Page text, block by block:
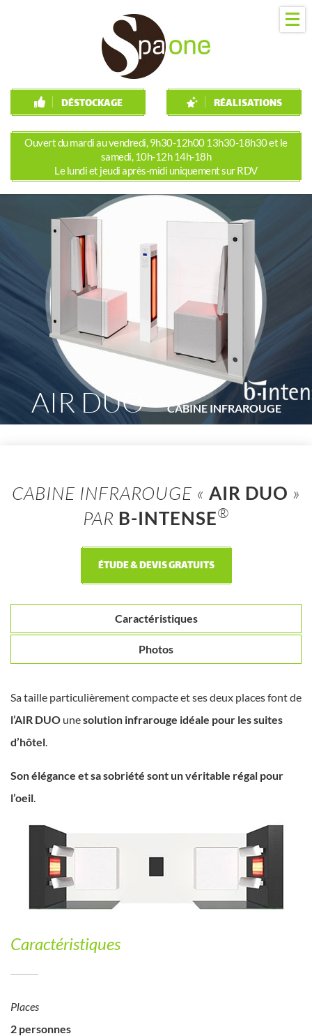
DÉSTOCKAGE RÉALISATIONS
Ouvert du mardi au vendredi, 9h30-12h00 13h30-18h30 et le
samedi, 10h-12h 14h-18h
Le lundi et jeudi après-midi uniquement sur RDV
AIR DUO CABINE INFRAROUGE
CABINE INFRAROUGE « AIR DUO »
PAR B-INTENSE®
ÉTUDE & DEVIS GRATUITS
Caractéristiques
Photos
Sa taille particulièrement compacte et ses deux places font de
l’AIR DUO unesolution infrarouge idéale pour les suites
d’hôtel.
Son élégance et sa sobriété sont un véritable régal pour
l’oeil.
Caractéristiques
Places
2 personnes